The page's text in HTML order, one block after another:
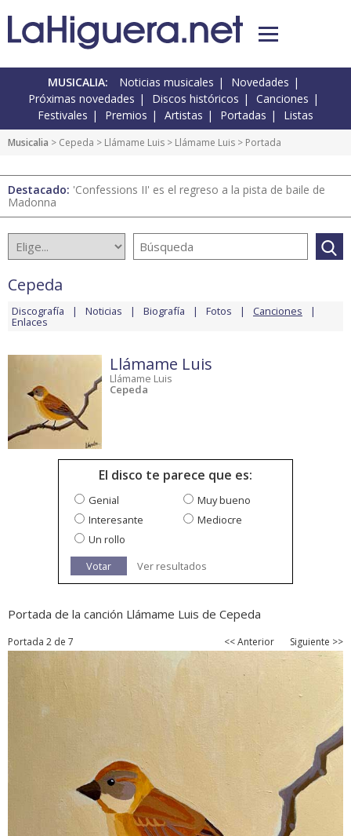
MUSICALIA: Noticias musicales
Novedades
Próximas novedades
Discos históricos
Canciones
Festivales
Premios Artistas Portadas Listas
Musicalia > Cepeda > Llámame Luis > Llámame Luis > Portada
Destacado: 'Confessions II' es el regreso a la pista de baile de
Madonna
Cepeda
Discografía Noticias Biografía Fotos Canciones
Enlaces
Llámame Luis
Llámame Luis
Cepeda
El disco te parece que es:
Genial
Muy bueno
Interesante
Mediocre
Un rollo
Votar
Ver resultados
Portada de la canción Llámame Luis de Cepeda
Portada 2 de 7 << Anterior Siguiente >>